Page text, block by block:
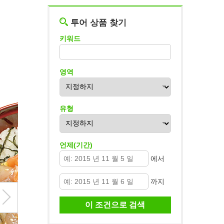
투어 상품 찾기
키워드
영역
유형
언제(기간)
에서
까지